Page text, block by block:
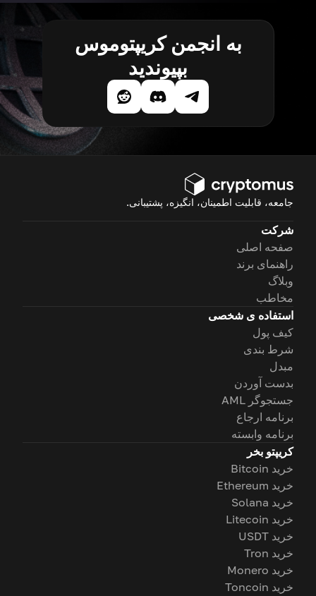
به انجمن کریپتوموس
بپیوندید
جامعه، قابلیت اطمینان، انگیزه، پشتیبانی.
شرکت
صفحه اصلی
راهنمای برند
وبلاگ
مخاطب
استفاده ی شخصی
کیف پول
شرط بندی
مبدل
بدست آوردن
جستجوگر AML
برنامه ارجاع
برنامه وابسته
کریپتو بخر
خرید Bitcoin
خرید Ethereum
خرید Solana
خرید Litecoin
خرید USDT
خرید Tron
خرید Monero
خرید Toncoin